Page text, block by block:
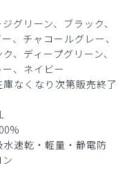
2025-04-23
51-55kg
クラブサイズでパンツ
が…キツク…ワンサイ
おります。普段の仕事
グリーン、ブラック、
、チャコールグレー、
、ディープグリーン、
、ネイビー
なくなり次第販売終了
水速乾・軽量・静電防